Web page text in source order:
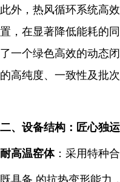
此外，热风循环系统高
置，在显著降低能耗的
了一个绿色高效的动态
的高纯度、一致性及批次
二、设备结构：匠心独
耐高温窑体：采用特种
既具备 的抗热变形能力